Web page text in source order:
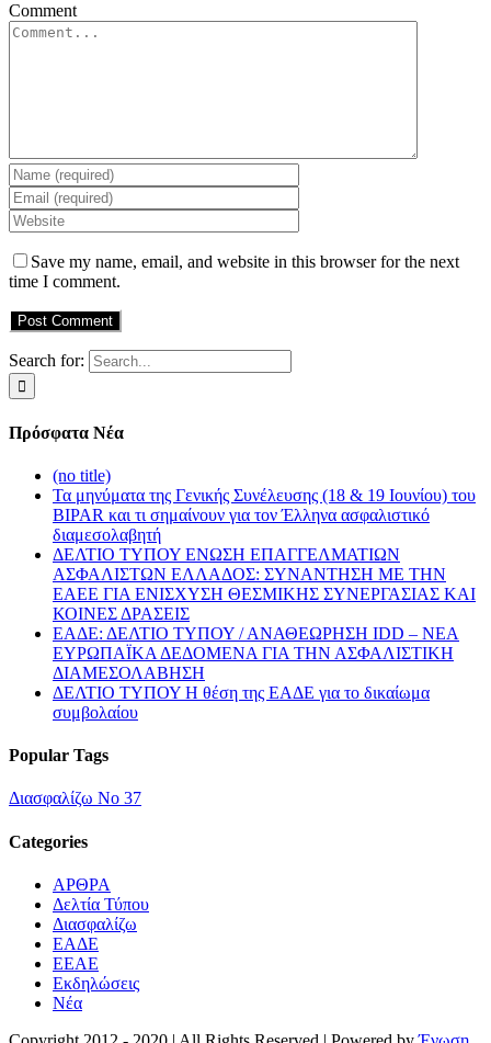
Comment
Save my name, email, and website in this browser for the next
time I comment.
Search for:
Πρόσφατα Νέα
(no title)
Τα μηνύματα της Γενικής Συνέλευσης (18 & 19 Ιουνίου) του
BIPAR και τι σημαίνουν για τον Έλληνα ασφαλιστικό
διαμεσολαβητή
ΔΕΛΤΙΟ ΤΥΠΟΥ ΕΝΩΣΗ ΕΠΑΓΓΕΛΜΑΤΙΩΝ
ΑΣΦΑΛΙΣΤΩΝ ΕΛΛΑΔΟΣ: ΣΥΝΑΝΤΗΣΗ ΜΕ ΤΗΝ
ΕΑΕΕ ΓΙΑ ΕΝΙΣΧΥΣΗ ΘΕΣΜΙΚΗΣ ΣΥΝΕΡΓΑΣΙΑΣ ΚΑΙ
ΚΟΙΝΕΣ ΔΡΑΣΕΙΣ
EΑΔΕ: ΔΕΛΤΙΟ ΤΥΠΟΥ / ΑΝΑΘΕΩΡΗΣΗ IDD – ΝΕΑ
ΕΥΡΩΠΑΪΚΑ ΔΕΔΟΜΕΝΑ ΓΙΑ ΤΗΝ ΑΣΦΑΛΙΣΤΙΚΗ
ΔΙΑΜΕΣΟΛΑΒΗΣΗ
ΔΕΛΤΙΟ ΤΥΠΟΥ Η θέση της ΕΑΔΕ για το δικαίωμα
συμβολαίου
Popular Tags
Διασφαλίζω Νο 37
Categories
ΑΡΘΡΑ
Δελτία Τύπου
Διασφαλίζω
ΕΑΔΕ
ΕΕΑΕ
Εκδηλώσεις
Νέα